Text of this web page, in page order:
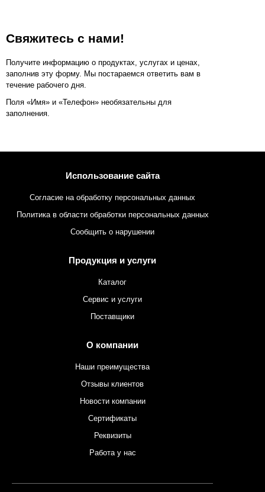
Свяжитесь с нами!
Получите информацию о продуктах, услугах и ценах,
заполнив эту форму. Мы постараемся ответить вам в
течение рабочего дня.
Поля «Имя» и «Телефон» необязательны для
заполнения.
Использование сайта
Согласие на обработку персональных данных
Политика в области обработки персональных данных
Сообщить о нарушении
Продукция и услуги
Каталог
Сервис и услуги
Поставщики
О компании
Наши преимущества
Отзывы клиентов
Новости компании
Сертификаты
Реквизиты
Работа у нас